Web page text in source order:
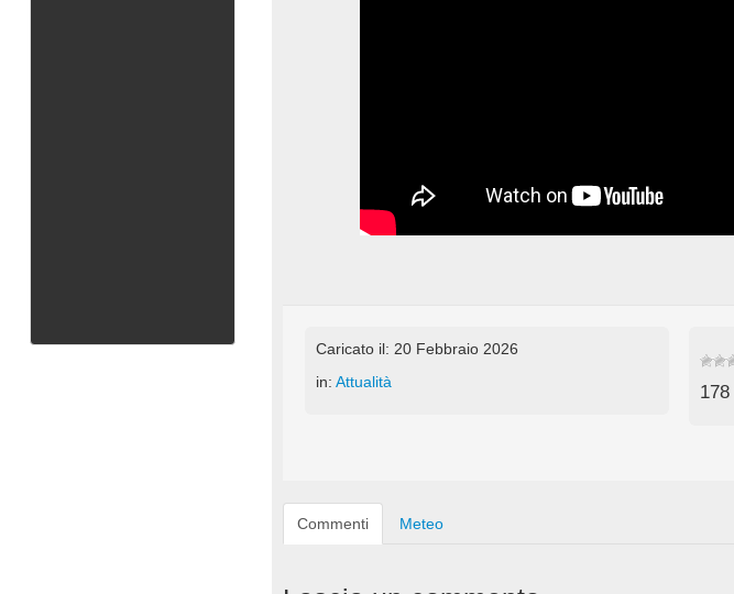
Caricato il: 20 Febbraio 2026
in:Attualità
Commenti Meteo